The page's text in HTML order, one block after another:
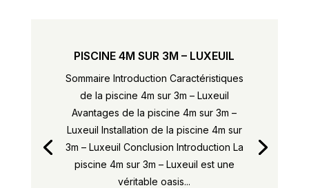
PISCINE 4M SUR 3M – LUXEUIL
Sommaire Introduction Caractéristiques
de la piscine 4m sur 3m – Luxeuil
Avantages de la piscine 4m sur 3m –
Luxeuil Installation de la piscine 4m sur
3m – Luxeuil Conclusion Introduction La
piscine 4m sur 3m – Luxeuil est une
véritable oasis...